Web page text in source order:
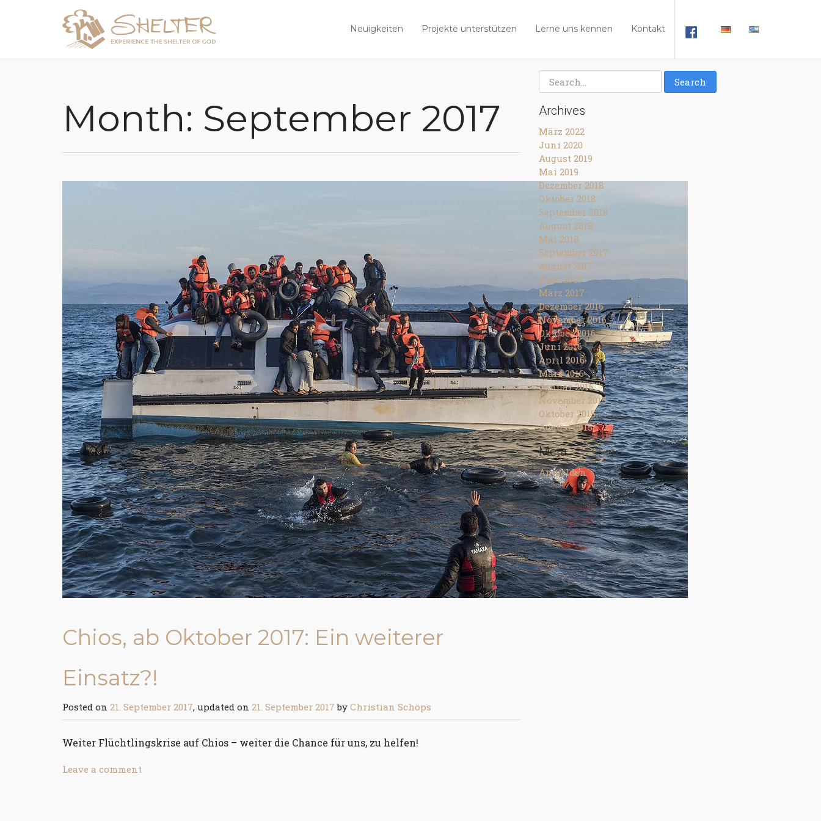
Neuigkeiten Projekte unterstützen Lerne uns kennen Kontakt
Month: September 2017
Chios, ab Oktober 2017: Ein weiterer
Einsatz?!
Posted on 21. September 2017, updated on 21. September 2017 by Christian Schöps
Weiter Flüchtlingskrise auf Chios – weiter die Chance für uns, zu helfen!
Leave a comment
Archives
März 2022
Juni 2020
August 2019
Mai 2019
Dezember 2018
Oktober 2018
September 2018
August 2018
Mai 2018
September 2017
August 2017
Juni 2017
März 2017
Dezember 2016
November 2016
Oktober 2016
Juni 2016
April 2016
März 2016
Januar 2016
November 2015
Oktober 2015
August 2015
Meta
Anmelden